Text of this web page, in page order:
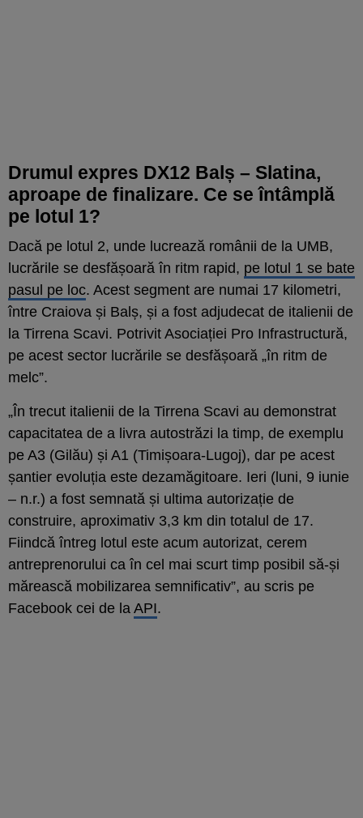
Drumul expres DX12 Balș – Slatina,
aproape de finalizare. Ce se întâmplă
pe lotul 1?
Dacă pe lotul 2, unde lucrează românii de la UMB,
lucrările se desfășoară în ritm rapid, pe lotul 1 se bate
pasul pe loc. Acest segment are numai 17 kilometri,
între Craiova și Balș, și a fost adjudecat de italienii de
la Tirrena Scavi. Potrivit Asociației Pro Infrastructură,
pe acest sector lucrările se desfășoară „în ritm de
melc”.
„În trecut italienii de la Tirrena Scavi au demonstrat
capacitatea de a livra autostrăzi la timp, de exemplu
pe A3 (Gilău) și A1 (Timișoara-Lugoj), dar pe acest
șantier evoluția este dezamăgitoare. Ieri (luni, 9 iunie
– n.r.) a fost semnată și ultima autorizație de
construire, aproximativ 3,3 km din totalul de 17.
Fiindcă întreg lotul este acum autorizat, cerem
antreprenorului ca în cel mai scurt timp posibil să-și
mărească mobilizarea semnificativ”, au scris pe
Facebook cei de la API.